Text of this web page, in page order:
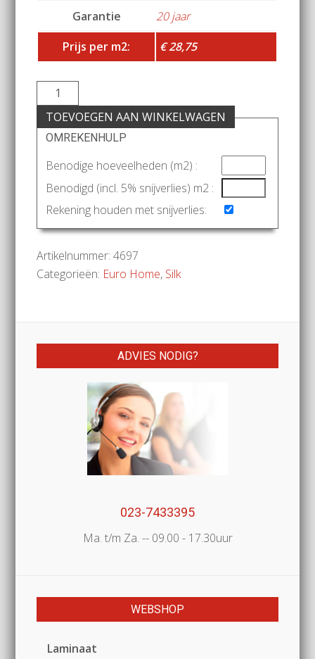
Garantie
20 jaar
Prijs per m2:
€ 28,75
TOEVOEGEN AAN WINKELWAGEN
OMREKENHULP
Benodige hoeveelheden (m2) :
Benodigd (incl. 5% snijverlies) m2 :
Rekening houden met snijverlies:
Artikelnummer:4697
Categorieën: Euro Home, Silk
ADVIES NODIG?
023-7433395
Ma. t/m Za. -- 09.00 - 17.30uur
WEBSHOP
Laminaat